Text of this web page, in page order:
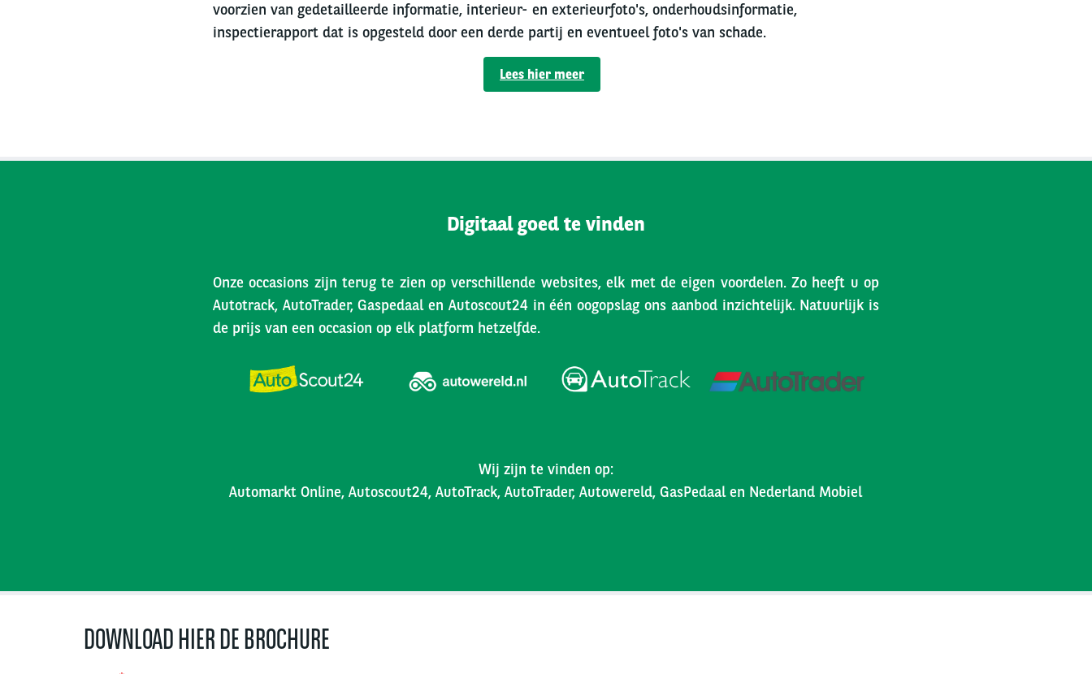
voorzien van gedetailleerde informatie, interieur- en exterieurfoto's, onderhoudsinformatie,
inspectierapport dat is opgesteld door een derde partij en eventueel foto's van schade.
Lees hier meer
Digitaal goed te vinden
Onze occasions zijn terug te zien op verschillende websites, elk met de eigen voordelen. Zo heeft u op
Autotrack, AutoTrader, Gaspedaal en Autoscout24 in één oogopslag ons aanbod inzichtelijk. Natuurlijk is
de prijs van een occasion op elk platform hetzelfde.
Wij zijn te vinden op:
Automarkt Online, Autoscout24, AutoTrack, AutoTrader, Autowereld, GasPedaal en Nederland Mobiel
DOWNLOAD HIER DE BROCHURE